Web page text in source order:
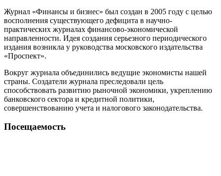
Журнал «Финансы и бизнес» был создан в 2005 году с целью
восполнения существующего дефицита в научно-
практических журналах финансово-экономической
направленности. Идея создания серьезного периодического
издания возникла у руководства московского издательства
«Проспект».
Вокруг журнала объединились ведущие экономисты нашей
страны. Создатели журнала преследовали цель
способствовать развитию рыночной экономики, укреплению
банковского сектора и кредитной политики,
совершенствованию учета и налогового законодательства.
Посещаемость